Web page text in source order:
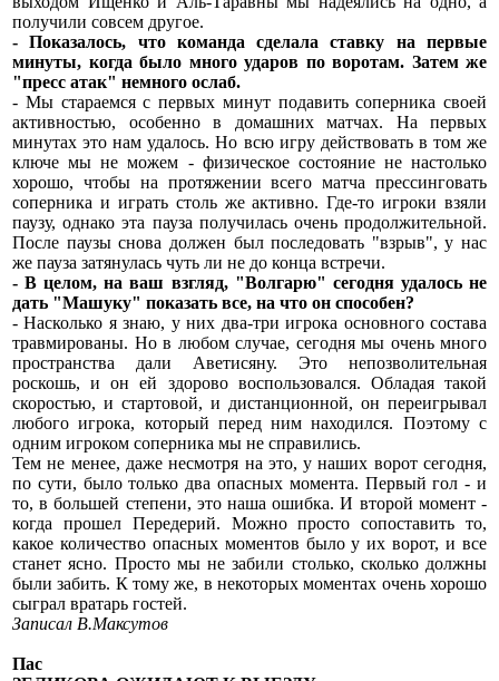
получили совсем другое.
- Показалось, что команда сделала ставку на первые
минуты, когда было много ударов по воротам. Затем же
"пресс атак" немного ослаб.
- Мы стараемся с первых минут подавить соперника своей
активностью, особенно в домашних матчах. На первых
минутах это нам удалось. Но всю игру действовать в том же
ключе мы не можем - физическое состояние не настолько
хорошо, чтобы на протяжении всего матча прессинговать
соперника и играть столь же активно. Где-то игроки взяли
паузу, однако эта пауза получилась очень продолжительной.
После паузы снова должен был последовать "взрыв", у нас
же пауза затянулась чуть ли не до конца встречи.
- В целом, на ваш взгляд, "Волгарю" сегодня удалось не
дать "Машуку" показать все, на что он способен?
- Насколько я знаю, у них два-три игрока основного состава
травмированы. Но в любом случае, сегодня мы очень много
пространства дали Аветисяну. Это непозволительная
роскошь, и он ей здорово воспользовался. Обладая такой
скоростью, и стартовой, и дистанционной, он переигрывал
любого игрока, который перед ним находился. Поэтому с
одним игроком соперника мы не справились.
Тем не менее, даже несмотря на это, у наших ворот сегодня,
по сути, было только два опасных момента. Первый гол - и
то, в большей степени, это наша ошибка. И второй момент -
когда прошел Передерий. Можно просто сопоставить то,
какое количество опасных моментов было у их ворот, и все
станет ясно. Просто мы не забили столько, сколько должны
были забить. К тому же, в некоторых моментах очень хорошо
сыграл вратарь гостей.
Записал В.Максутов
Пас